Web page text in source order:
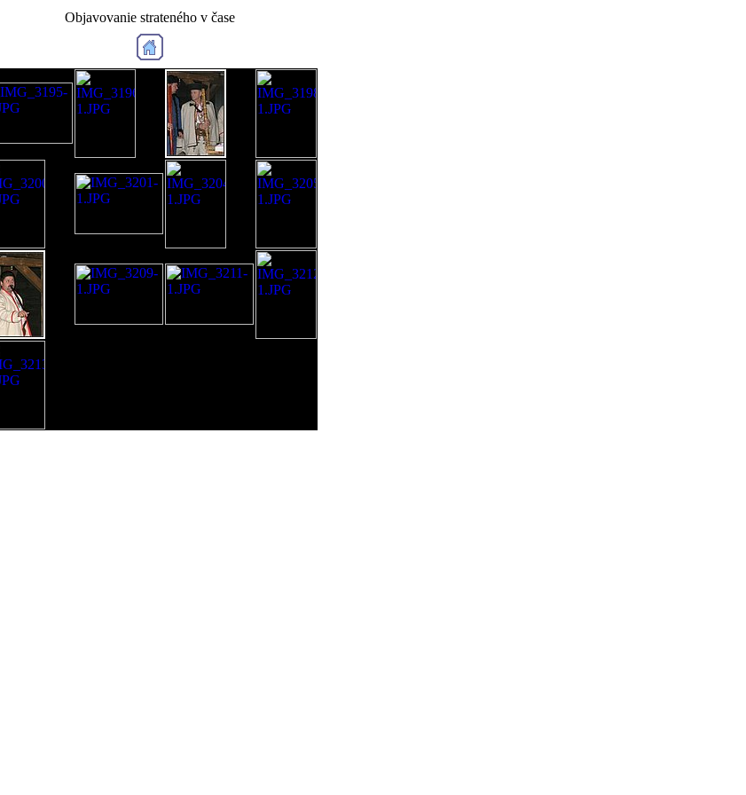
Objavovanie strateného v čase